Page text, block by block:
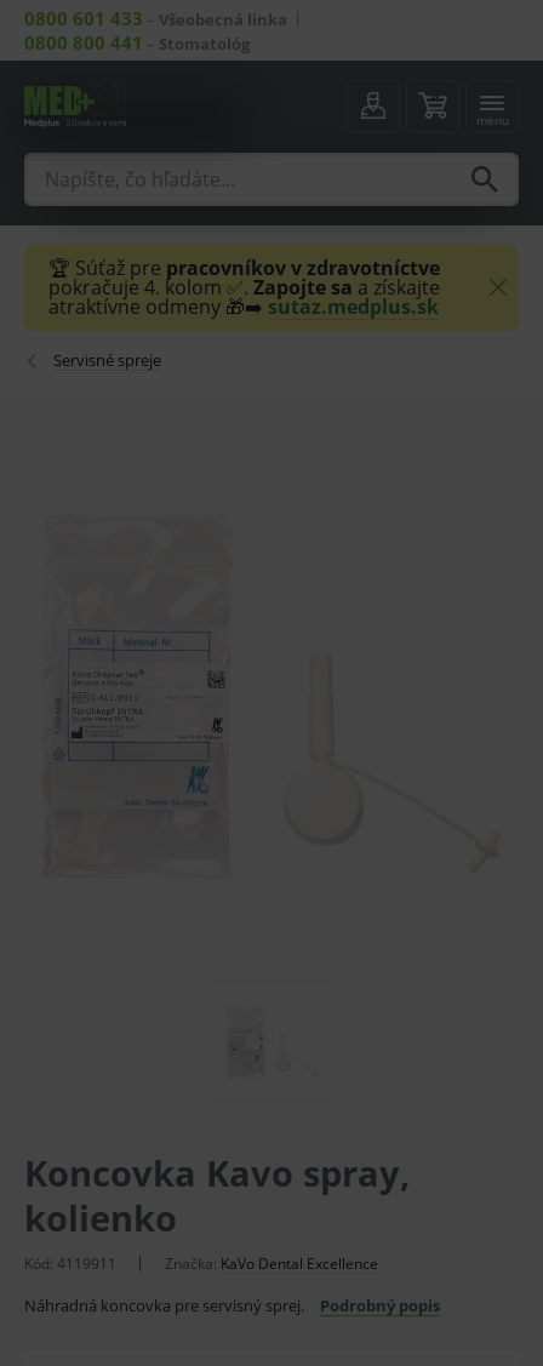
0800 601 433 – Všeobecná linka
0800 800 441 – Stomatológ
menu
🏆 Súťaž pre pracovníkov v zdravotníctve
pokračuje 4. kolom ✅. Zapojte sa a získajte
atraktívne odmeny 🎁➡️ sutaz.medplus.sk
Servisné spreje
Koncovka Kavo spray,
kolienko
Kód: 4119911 Značka: KaVo Dental Excellence
Náhradná koncovka pre servisný sprej. Podrobný popis